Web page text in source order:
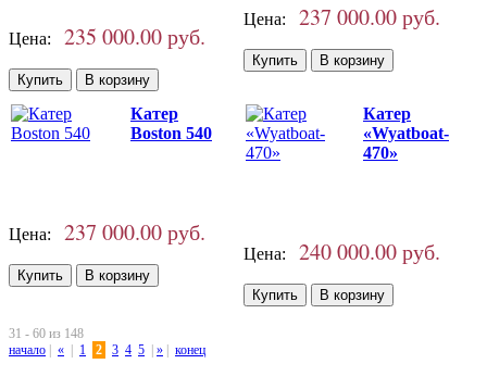
Цена: 235 000.00 руб.
Цена: 237 000.00 руб.
Катер
Boston 540
Цена: 237 000.00 руб.
Катер
«Wyatboat-
470»
Цена: 240 000.00 руб.
31 - 60 из 148
начало | « | 1 2 3 4 5 | » | конец